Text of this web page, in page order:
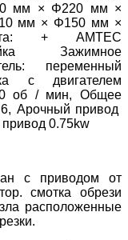
мм × Φ220 мм ×
мм × Φ150 мм ×
+ AMTEC
Зажимное
переменный
с двигателем
об / мин, Общее
Арочный привод
0.75kw
с приводом от
смотка обрези
расположенные